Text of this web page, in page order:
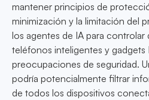
mantener principios de
minimización y la limitación del
los agentes de IA para controlar
teléfonos inteligentes y gadgets
preocupaciones de seguridad.
podría potencialmente filtrar
de todos los dispositivos